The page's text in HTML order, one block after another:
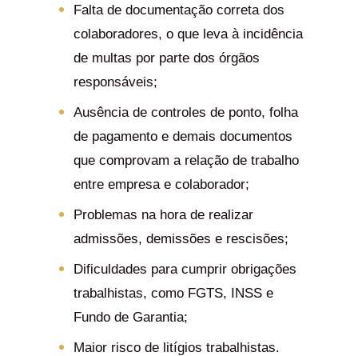
Falta de documentação correta dos
colaboradores, o que leva à incidência
de multas por parte dos órgãos
responsáveis;
Ausência de controles de ponto, folha
de pagamento e demais documentos
que comprovam a relação de trabalho
entre empresa e colaborador;
Problemas na hora de realizar
admissões, demissões e rescisões;
Dificuldades para cumprir obrigações
trabalhistas, como FGTS, INSS e
Fundo de Garantia;
Maior risco de litígios trabalhistas.